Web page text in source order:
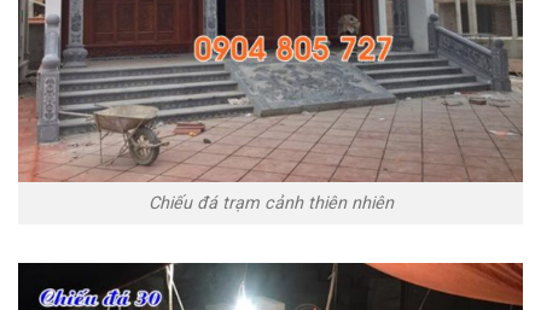
Chiếu đá trạm cảnh thiên nhiên